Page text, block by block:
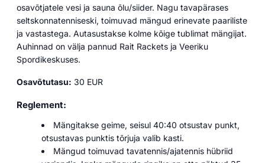
osavõtjatele vesi ja sauna õlu/siider. Nagu tavapärases
seltskonnatenniseski, toimuvad mängud erinevate paariliste
ja vastastega. Autasustakse kolme kõige tublimat mängijat.
Auhinnad on välja pannud Rait Rackets ja Veeriku
Spordikeskuses.
Osavõtutasu: 30 EUR
Reglement:
Mängitakse geime, seisul 40:40 otsustav punkt,
otsustavas punktis tõrjuja valib kasti.
Mängud toimuvad tavatennis/ajatennis hübriid